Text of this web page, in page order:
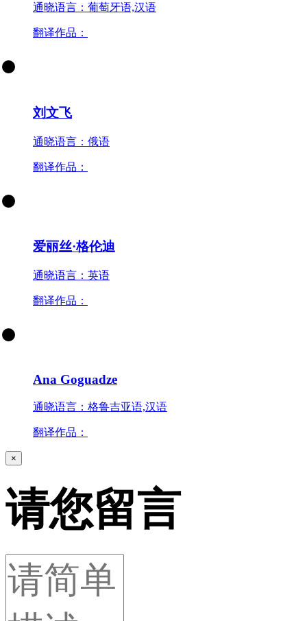
通晓语言：葡萄牙语,汉语
翻译作品：
刘文飞
通晓语言：俄语
翻译作品：
爱丽丝·格伦迪
通晓语言：英语
翻译作品：
Ana Goguadze
通晓语言：格鲁吉亚语,汉语
翻译作品：
×
请您留言